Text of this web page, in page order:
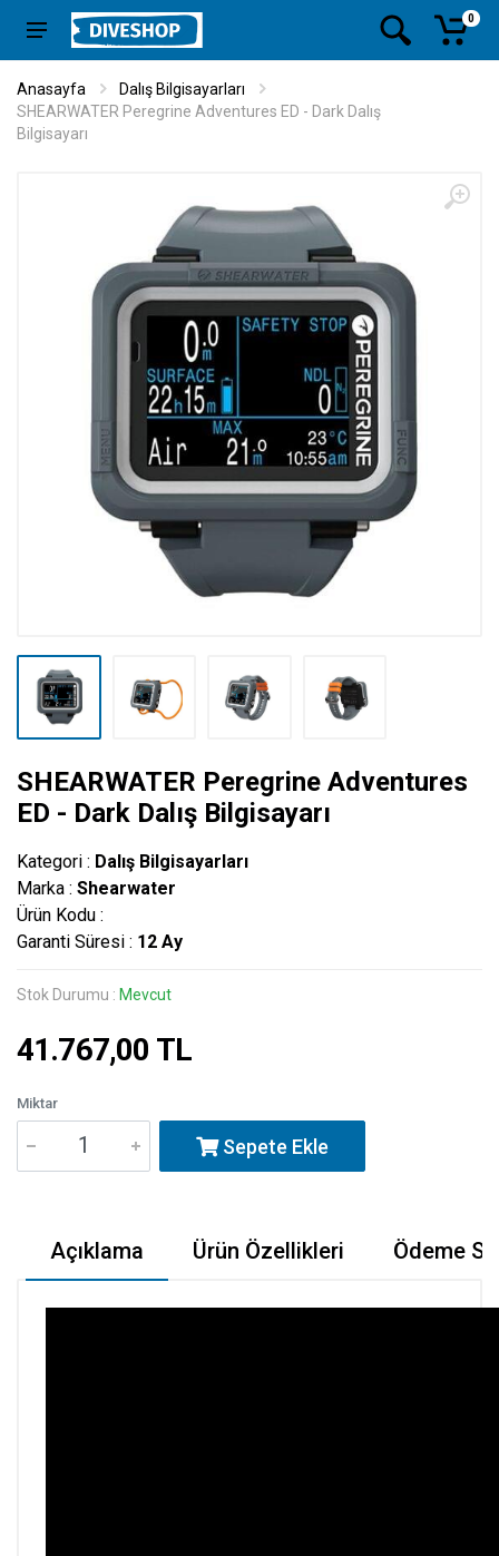
0
Anasayfa
Dalış Bilgisayarları
SHEARWATER Peregrine Adventures ED - Dark Dalış
Bilgisayarı
SHEARWATER Peregrine Adventures
ED - Dark Dalış Bilgisayarı
Kategori : Dalış Bilgisayarları
Marka : Shearwater
Ürün Kodu :
Garanti Süresi : 12 Ay
Stok Durumu : Mevcut
41.767,00 TL
Miktar
Sepete Ekle
Açıklama Ürün Özellikleri Ödeme